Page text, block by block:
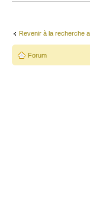
Revenir à la recherche
Forum